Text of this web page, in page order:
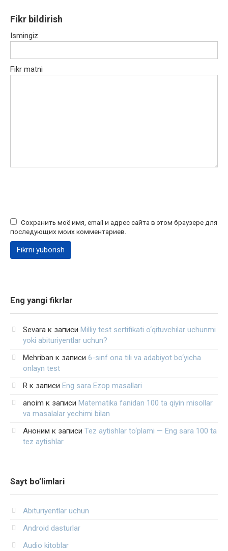
Fikr bildirish
Ismingiz
Fikr matni
Сохранить моё имя, email и адрес сайта в этом браузере для
последующих моих комментариев.
Eng yangi fikrlar
Sevara к записи Milliy test sertifikati o‘qituvchilar uchunmi
yoki abituriyentlar uchun?
Mehriban к записи 6-sinf ona tili va adabiyot bo‘yicha
onlayn test
R к записи Eng sara Ezop masallari
anoim к записи Matematika fanidan 100 ta qiyin misollar
va masalalar yechimi bilan
Аноним к записи Tez aytishlar to‘plami — Eng sara 100 ta
tez aytishlar
Sayt bo’limlari
Abituriyentlar uchun
Android dasturlar
Audio kitoblar